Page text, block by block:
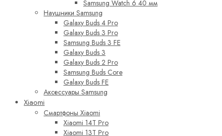
Samsung Watch 6 40 мм
Наушники Samsung
Galaxy Buds 4 Pro
Galaxy Buds 3 Pro
Samsung Buds 3 FE
Galaxy Buds 3
Galaxy Buds 2 Pro
Samsung Buds Core
Galaxy Buds FE
Аксессуары Samsung
Xiaomi
Смартфоны Xiaomi
Xiaomi 14T Pro
Xiaomi 13T Pro